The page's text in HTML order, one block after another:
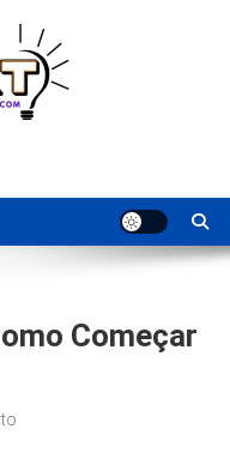
| Vivendo
Começar